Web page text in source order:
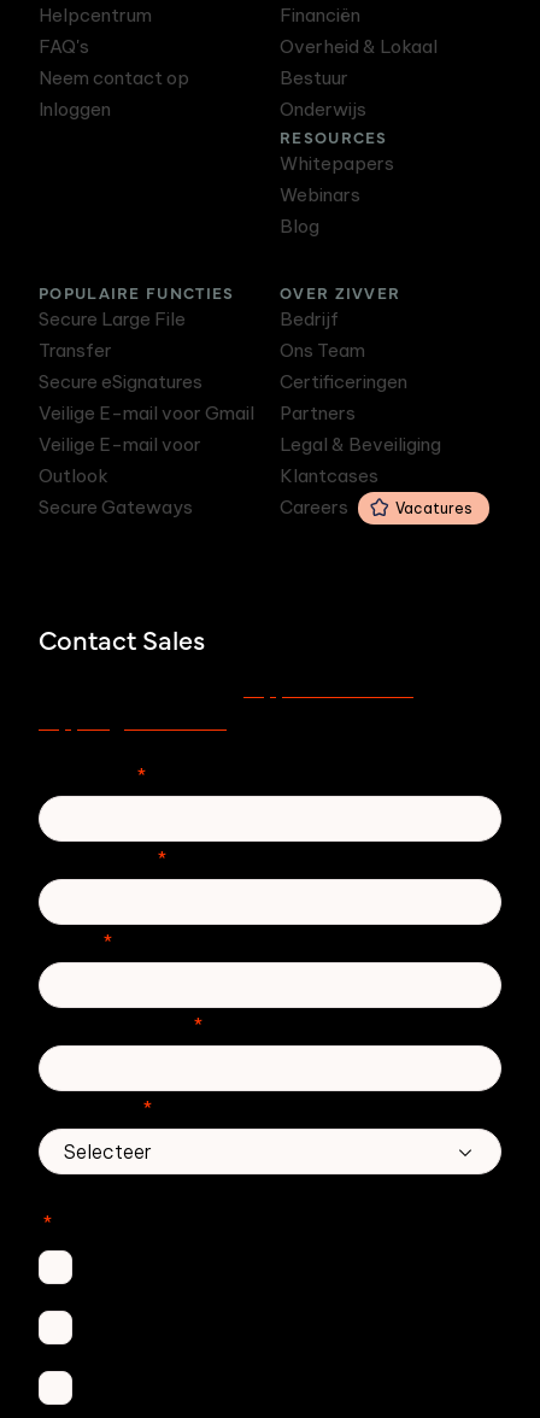
Helpcentrum
FAQ's
Neem contact op
Inloggen
Financiën
Overheid & Lokaal
Bestuur
Onderwijs
RESOURCES
Whitepapers
Webinars
Blog
POPULAIRE FUNCTIES
Secure Large File
Transfer
Secure eSignatures
Veilige E-mail voor Gmail
Veilige E-mail voor
Outlook
Secure Gateways
OVER ZIVVER
Bedrijf
Ons Team
Certificeringen
Partners
Legal & Beveiliging
Klantcases
Careers
Vacatures
Contact Sales
*
*
*
*
*
*